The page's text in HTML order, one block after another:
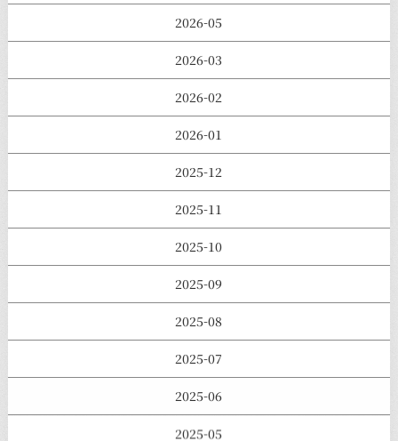
2026-05
2026-03
2026-02
2026-01
2025-12
2025-11
2025-10
2025-09
2025-08
2025-07
2025-06
2025-05